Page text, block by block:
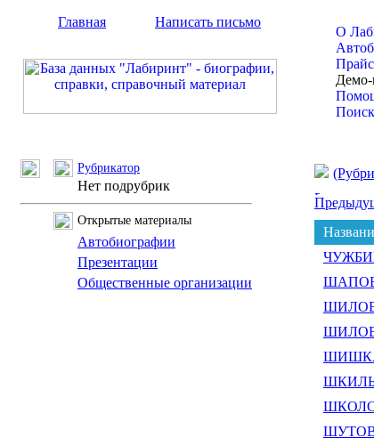
Главная Написать письмо
О
Демо-
Поиск
Рубрикатор
Нет подрубрик
Открытые материалы
Автобиографии
Презентации
Общественные организации
ШИЛОВ
ШКИЛЬ